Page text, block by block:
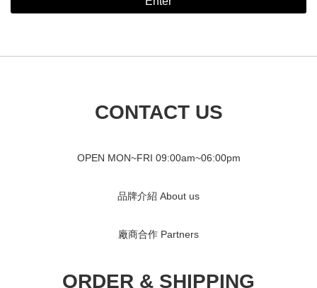
CONTACT US
OPEN MON~FRI 09:00am~06:00pm
品牌介紹 About us
廠商合作 Partners
ORDER & SHIPPING